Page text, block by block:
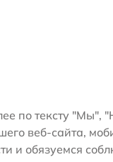
по тексту "Мы",
веб-сайта,
и обязуемся